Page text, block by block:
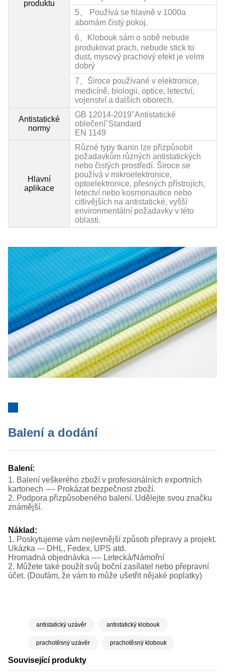
Související produkty
produktu
5、 Používá se hlavně v 1000a
abomám čistý pokoj.
6、Klobouk sám o sobě nebude
produkovat prach, nebude stick to
dust, mysový prachový efekt je velmi
dobrý
7、Široce používané v elektronice,
medicíně, biologii, optice, letectví,
vojenství a dalších oborech.
Antistatické
normy
GB 12014-2019"Antistatické
oblečení"Standard
EN 1149
Hlavní
aplikace
Různé typy tkanin lze přizpůsobit
požadavkům různých antistatických
nebo čistých prostředí. Široce se
používá v mikroelektronice,
optoelektronice, přesných přístrojích,
letectví nebo kosmonautice nebo
citlivějších na antistatické, vyšší
environmentální požadavky v této
oblasti.
Balení a dodání
Balení:
1. Balení veškerého zboží v profesionálních exportních
kartonech ---- Prokázat bezpečnost zboží.
2. Podpora přizpůsobeného balení. Udělejte svou značku
známější.
Náklad:
1. Poskytujeme vám nejlevnější způsob přepravy a projekt.
Ukázka --- DHL, Fedex, UPS atd.
Hromadná objednávka ---- Letecká/Námořní
2. Můžete také použít svůj boční zasílatel nebo přepravní
účet. (Doufám, že vám to může ušetřit nějaké poplatky)
antistatický uzávěr antistatický klobouk
prachotěsný uzávěr prachotěsný klobouk